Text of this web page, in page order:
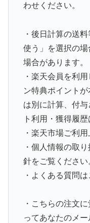
わせください。
・後日計算の送
使う」を選択の
場合があります。
・楽天会員を利
ン特典ポイント
は別に計算、付
ト利用・獲得履
・楽天市場ご利
・個人情報の取
針をご覧ください
・よくある質問は
・こちらの注文
ってあなたのメ